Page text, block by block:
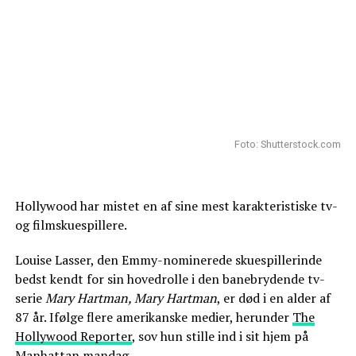
Foto: Shutterstock.com
Hollywood har mistet en af sine mest karakteristiske tv-
og filmskuespillere.
Louise Lasser, den Emmy-nominerede skuespillerinde
bedst kendt for sin hovedrolle i den banebrydende tv-
serieMary Hartman, Mary Hartman, er død i en alder af
87 år. Ifølge flere amerikanske medier, herunder The
Hollywood Reporter, sov hun stille ind i sit hjem på